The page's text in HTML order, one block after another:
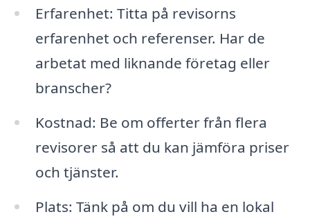
Erfarenhet: Titta på revisorns
erfarenhet och referenser. Har de
arbetat med liknande företag eller
branscher?
Kostnad: Be om offerter från flera
revisorer så att du kan jämföra priser
och tjänster.
Plats: Tänk på om du vill ha en lokal